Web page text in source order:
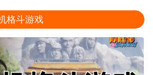
格斗游戏